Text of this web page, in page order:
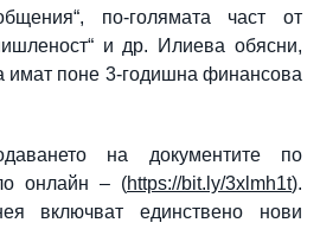
по-голямата част от
и др. Илиева обясни,
имат поне 3-годишна финансова
на документите по
онлайн – (https://bit.ly/3xlmh1t).
включват единствено нови